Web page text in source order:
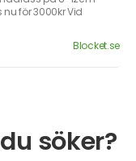
för 3000kr Vid
Blocket.se
söker?